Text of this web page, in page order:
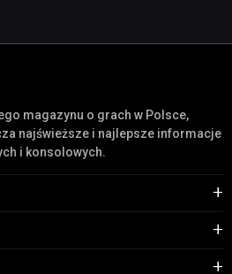
magazynu o grach w Polsce,
najświeższe i najlepsze informacje
i konsolowych.